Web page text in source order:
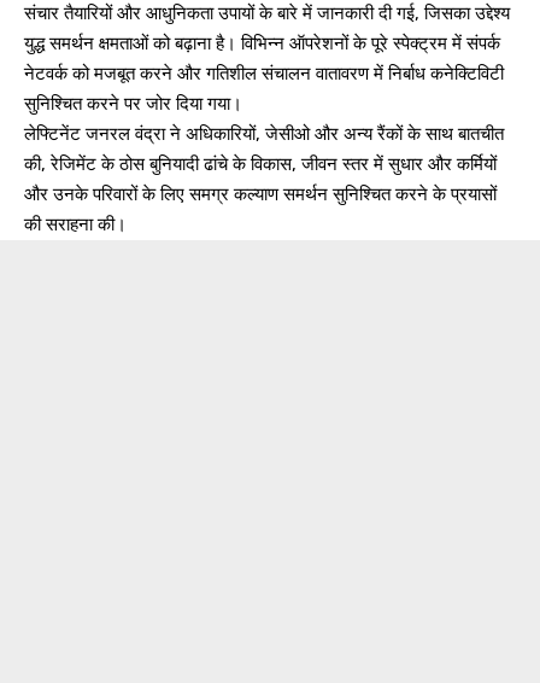
संचार तैयारियों और आधुनिकता उपायों के बारे में जानकारी दी गई, जिसका उद्देश्य
युद्ध समर्थन क्षमताओं को बढ़ाना है। विभिन्न ऑपरेशनों के पूरे स्पेक्ट्रम में संपर्क
नेटवर्क को मजबूत करने और गतिशील संचालन वातावरण में निर्बाध कनेक्टिविटी
सुनिश्चित करने पर जोर दिया गया।
लेफ्टिनेंट जनरल वंद्रा ने अधिकारियों, जेसीओ और अन्य रैंकों के साथ बातचीत
की, रेजिमेंट के ठोस बुनियादी ढांचे के विकास, जीवन स्तर में सुधार और कर्मियों
और उनके परिवारों के लिए समग्र कल्याण समर्थन सुनिश्चित करने के प्रयासों
की सराहना की।